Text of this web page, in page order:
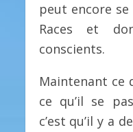
peut encore
Races et
conscients.
Maintenant ce
ce qu’il se
c’est qu’il y a